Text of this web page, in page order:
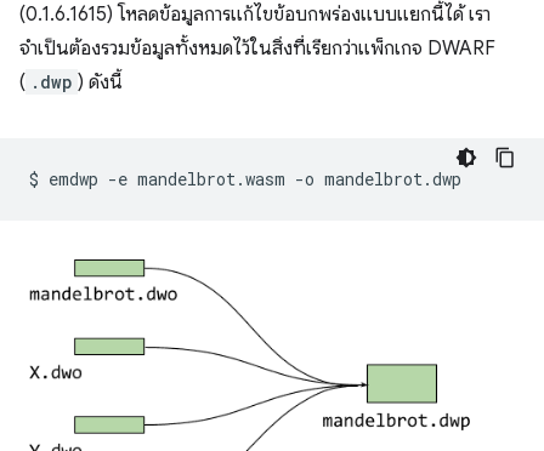
(0.1.6.1615) โหลดข้อมูลการแก้ไขข้อบกพร่องแบบแยกนี้ได้ เรา
จำเป็นต้องรวมข้อมูลทั้งหมดไว้ในสิ่งที่เรียกว่าแพ็กเกจ DWARF
( .dwp ) ดังนี้
$ emdwp -e mandelbrot.wasm -o